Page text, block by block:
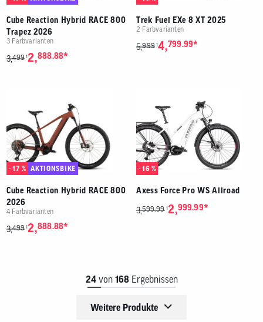
Cube Reaction Hybrid RACE 800
Trapez 2026
3 Farbvarianten
3,499 12,888.88*
Trek Fuel EXe 8 XT 2025
2 Farbvarianten
5,999 14,799.99*
- 17 % AKTIONSBIKE
Cube Reaction Hybrid RACE 800
2026
4 Farbvarianten
3,499 12,888.88*
- 16 %
Axess Force Pro WS Allroad
3,599.99 12,999.99*
24von 168Ergebnissen
Weitere Produkte